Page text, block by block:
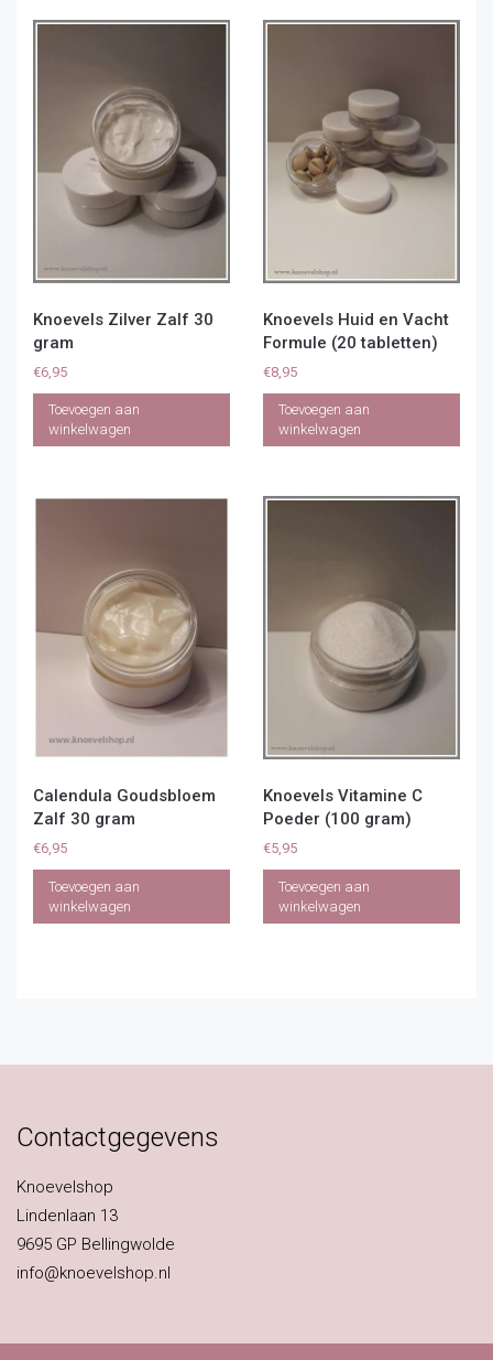
Knoevels Zilver Zalf 30
gram
€6,95
Toevoegen aan
winkelwagen
Knoevels Huid en Vacht
Formule (20 tabletten)
€8,95
Toevoegen aan
winkelwagen
Calendula Goudsbloem
Zalf 30 gram
€6,95
Toevoegen aan
winkelwagen
Knoevels Vitamine C
Poeder (100 gram)
€5,95
Toevoegen aan
winkelwagen
Contactgegevens
Knoevelshop
Lindenlaan 13
9695 GP Bellingwolde
info@knoevelshop.nl